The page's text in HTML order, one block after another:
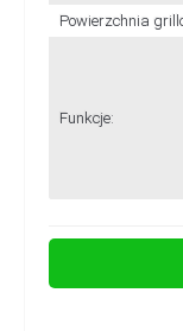
Powierzchnia
Funkcje: